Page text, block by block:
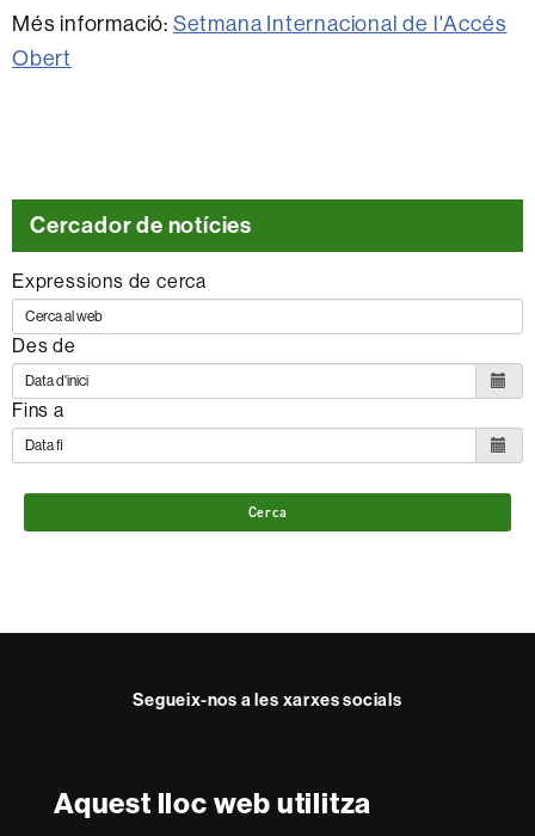
Aquest lloc web utilitza
Més informació: Setmana Internacional de l'Accés
Obert
Cercador de notícies
Expressions de cerca
Des de
Fins a
Cerca
Segueix-nos a les xarxes socials
Reconeixement internacional de l'excel·lència